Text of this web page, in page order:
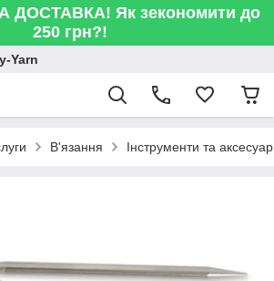
Як зекономити до
250 грн?!
Yarn
В'язання Інструменти та